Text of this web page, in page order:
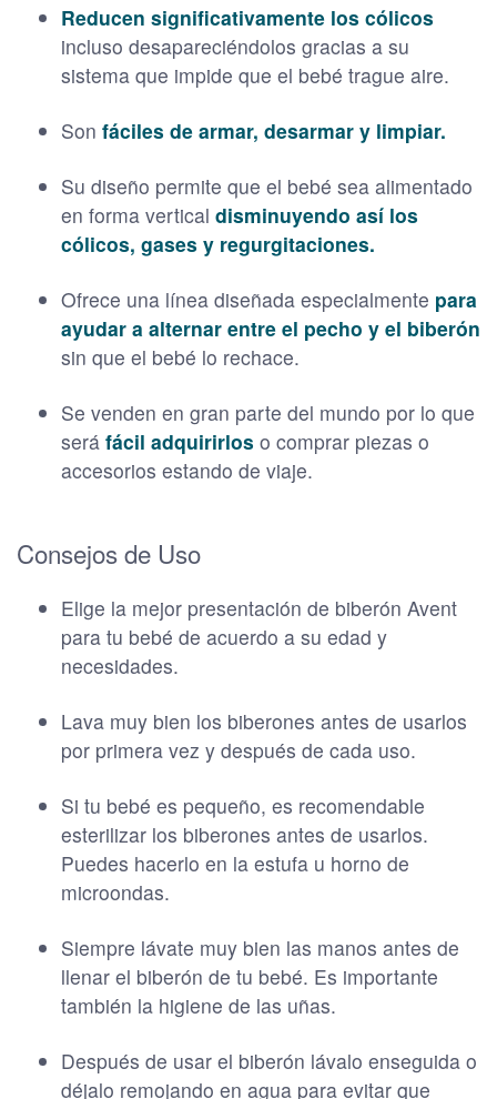
Reducen significativamente los cólicos
incluso desapareciéndolos gracias a su
sistema que impide que el bebé trague aire.
Son fáciles de armar, desarmar y limpiar.
Su diseño permite que el bebé sea alimentado
en forma vertical disminuyendo así los
cólicos, gases y regurgitaciones.
Ofrece una línea diseñada especialmente para
ayudar a alternar entre el pecho y el biberón
sin que el bebé lo rechace.
Se venden en gran parte del mundo por lo que
será fácil adquirirlos o comprar piezas o
accesorios estando de viaje.
Consejos de Uso
Elige la mejor presentación de biberón Avent
para tu bebé de acuerdo a su edad y
necesidades.
Lava muy bien los biberones antes de usarlos
por primera vez y después de cada uso.
Si tu bebé es pequeño, es recomendable
esterilizar los biberones antes de usarlos.
Puedes hacerlo en la estufa u horno de
microondas.
Siempre lávate muy bien las manos antes de
llenar el biberón de tu bebé. Es importante
también la higiene de las uñas.
Después de usar el biberón lávalo enseguida o
déjalo remojando en agua para evitar que